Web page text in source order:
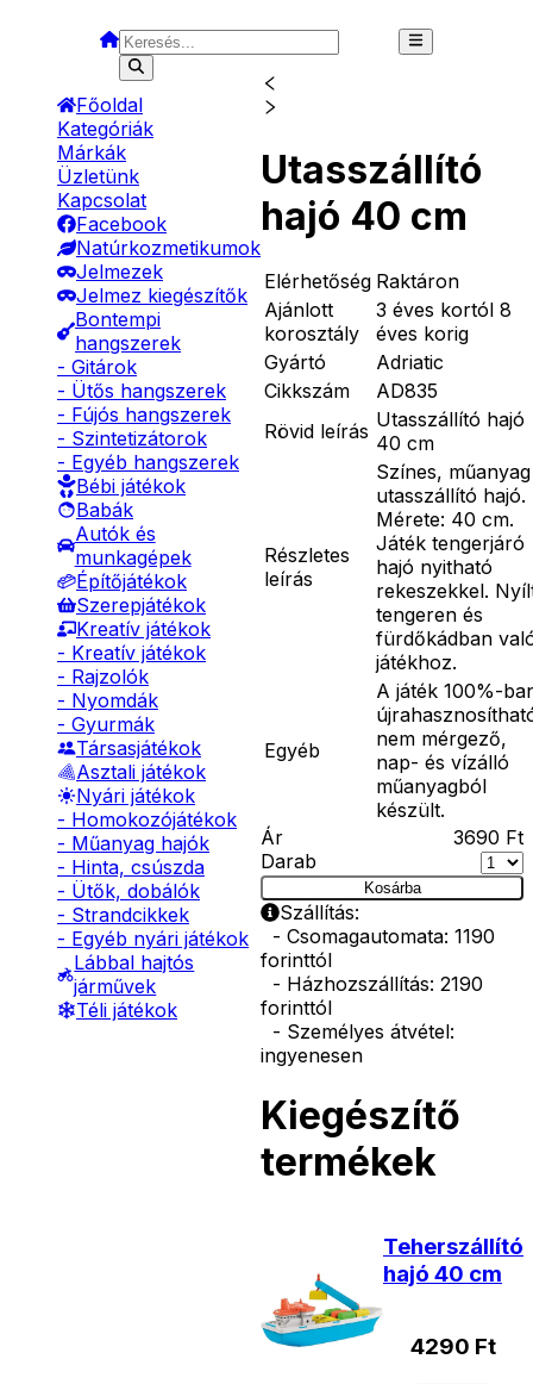
Főoldal
Kategóriák
Márkák
Üzletünk
Kapcsolat
Facebook
Natúrkozmetikumok
Jelmezek
Jelmez kiegészítők
Bontempi
hangszerek
- Gitárok
- Ütős hangszerek
- Fújós hangszerek
- Szintetizátorok
- Egyéb hangszerek
Bébi játékok
Babák
Autók és
munkagépek
Építőjátékok
Szerepjátékok
Kreatív játékok
- Kreatív játékok
- Rajzolók
- Nyomdák
- Gyurmák
Társasjátékok
Asztali játékok
Nyári játékok
- Homokozójátékok
- Műanyag hajók
- Hinta, csúszda
- Ütők, dobálók
- Strandcikkek
- Egyéb nyári játékok
Lábbal hajtós
járművek
Téli játékok
Utasszállító
hajó 40 cm
Elérhetőség Raktáron
Ajánlott
korosztály
3 éves kortól 8
éves korig
Gyártó
Adriatic
Cikkszám
AD835
Rövid leírás Utasszállító hajó
40 cm
Részletes
leírás
Színes, műanyag
utasszállító hajó.
Mérete: 40 cm.
Játék tengerjáró
hajó nyitható
rekeszekkel.
tengeren és
fürdőkádban
játékhoz.
Egyéb
A játék 100%-
nem mérgező,
nap- és vízálló
műanyagból
készült.
Ár
3690 Ft
Darab
Kosárba
Szállítás:
- Csomagautomata: 1190
forinttól
- Házhozszállítás: 2190
forinttól
- Személyes átvétel:
ingyenesen
Kiegészítő
termékek
Teherszállító
hajó 40 cm
4290 Ft